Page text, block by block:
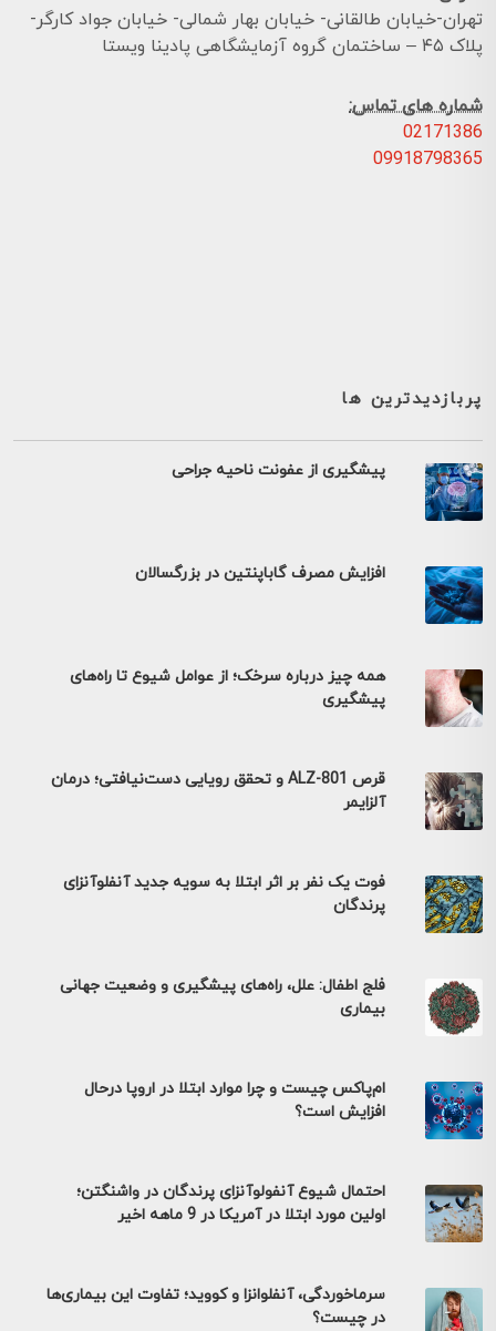
تهران-خیابان طالقانی- خیابان بهار شمالی- خیابان جواد کارگر-
پلاک ۴۵ – ساختمان گروه آزمایشگاهی پادینا ویستا
شماره های تماس:
02171386
09918798365
پربازدیدترین ها
پیشگیری از عفونت ناحیه جراحی
افزایش مصرف گاباپنتین در بزرگسالان
همه چیز درباره سرخک؛ از عوامل شیوع تا راه‌های
پیشگیری
قرص ALZ-801 و تحقق رویایی دست‌نیافتی؛ درمان
آلزایمر
فوت یک نفر بر اثر ابتلا به سویه جدید آنفلوآنزای
پرندگان
فلج اطفال: علل، راه‌های پیشگیری و وضعیت جهانی
بیماری
ام‌پاکس چیست و چرا موارد ابتلا در اروپا درحال
افزایش است؟
احتمال شیوع آنفولوآنزای پرندگان در واشنگتن؛
اولین مورد ابتلا در آمریکا در 9 ماهه اخیر
سرماخوردگی، آنفلوانزا و کووید؛ تفاوت این بیماری‌ها
در چیست؟